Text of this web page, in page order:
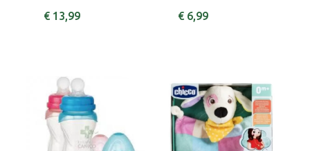
€ 13,99 € 6,99